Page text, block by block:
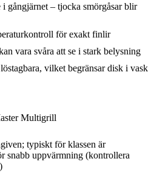
gångjärnet – tjocka smörgåsar blir
för exakt finlir
vara svåra att se i stark belysning
vilket begränsar disk i vask
Multigrill
typiskt för klassen är
snabb uppvärmning (kontrollera